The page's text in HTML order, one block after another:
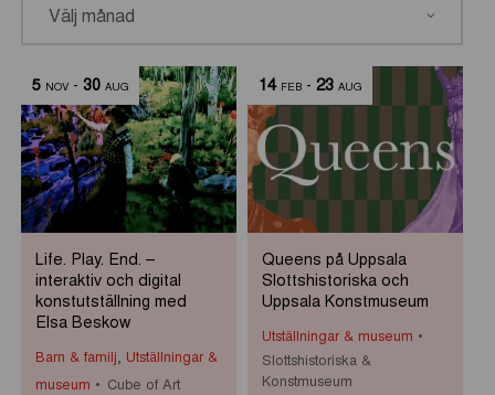
5 NOV- 30 AUG
Life. Play. End. –
interaktiv och digital
konstutställning med
Elsa Beskow
Barn & familj Utställningar &
museum
Cube of Art
14 FEB- 23 AUG
Queens på Uppsala
Slottshistoriska och
Uppsala Konstmuseum
Utställningar & museum
Slottshistoriska &
Konstmuseum